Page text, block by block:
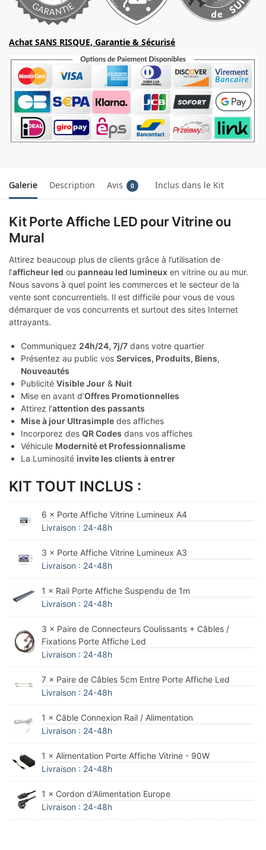
Achat SANS RISQUE, Garantie & Sécurisé
Galerie Description Avis 0 Inclus dans le Kit
Kit Porte Affiche LED pour Vitrine ou
Mural
Attirez beaucoup plus de clients grâce à l’utilisation de
l’afficheur led ou panneau led lumineux en vitrine ou au mur.
Nous savons à quel point les commerces et le secteur de la
vente sont concurrentiels. Il est difficile pour vous de vous
démarquer de vos concurrents et surtout des sites Internet
attrayants.
Communiquez 24h/24, 7j/7 dans votre quartier
Présentez au public vos Services, Produits, Biens,
Nouveautés
Publicité Visible Jour & Nuit
Mise en avant d’Offres Promotionnelles
Attirez l’attention des passants
Mise à jour Ultrasimple des affiches
Incorporez des QR Codes dans vos affiches
Véhicule Modernité et Professionnalisme
La Luminosité invite les clients à entrer
KIT TOUT INCLUS :
6 × Porte Affiche Vitrine Lumineux A4
Livraison : 24-48h
3 × Porte Affiche Vitrine Lumineux A3
Livraison : 24-48h
1 × Rail Porte Affiche Suspendu de 1m
Livraison : 24-48h
3 × Paire de Connecteurs Coulissants + Câbles /
Fixations Porte Affiche Led
Livraison : 24-48h
7 × Paire de Câbles 5cm Entre Porte Affiche Led
Livraison : 24-48h
1 × Câble Connexion Rail / Alimentation
Livraison : 24-48h
1 × Alimentation Porte Affiche Vitrine - 90W
Livraison : 24-48h
1 × Cordon d'Alimentation Europe
Livraison : 24-48h